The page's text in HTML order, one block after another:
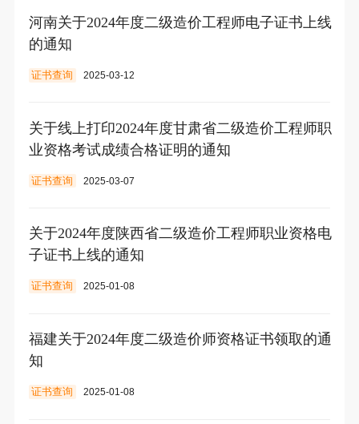
河南关于2024年度二级造价工程师电子证书上线
的通知
证书查询 2025-03-12
关于线上打印2024年度甘肃省二级造价工程师职
业资格考试成绩合格证明的通知
证书查询 2025-03-07
关于2024年度陕西省二级造价工程师职业资格电
子证书上线的通知
证书查询 2025-01-08
福建关于2024年度二级造价师资格证书领取的通
知
证书查询 2025-01-08